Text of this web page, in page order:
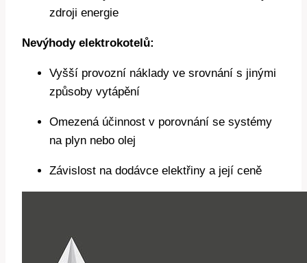
zdroji energie
Nevýhody elektrokotelů:
Vyšší ‍provozní ‌náklady ve srovnání‌ s ⁣jinými
způsoby vytápění
Omezená ​účinnost ⁣v porovnání⁤ se‌ systémy‍
na plyn⁣ nebo olej
Závislost⁤ na dodávce elektřiny a její ceně